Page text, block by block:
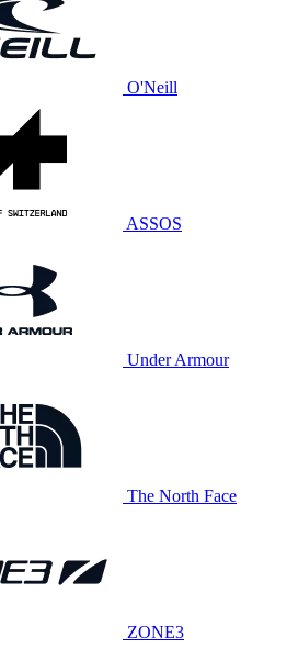
O'Neill
ASSOS
Under Armour
The North Face
ZONE3